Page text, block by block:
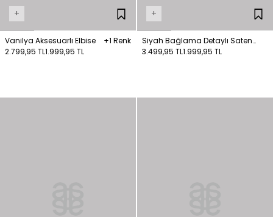
+
Vanilya Aksesuarlı Elbise
+1 Renk
2.799,95 TL1.999,95 TL
+
Siyah Bağlama Detaylı Saten
Elbise
3.499,95 TL1.999,95 TL